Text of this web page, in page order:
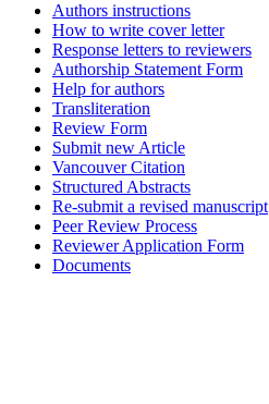
Authors instructions
How to write cover letter
Response letters to reviewers
Authorship Statement Form
Help for authors
Transliteration
Review Form
Submit new Article
Vancouver Citation
Structured Abstracts
Re-submit a revised manuscript
Peer Review Process
Reviewer Application Form
Documents